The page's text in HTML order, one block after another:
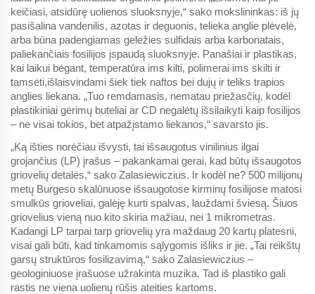
keičiasi, atsidūrę uolienos sluoksnyje,“ sako mokslininkas: iš jų
pasišalina vandenilis, azotas ir deguonis, telieka anglie plėvelė,
arba būna padengiamas geležies sulfidais arba karbonatais,
paliekančiais fosilijos įspaudą sluoksnyje. Panašiai ir plastikas,
kai laikui bėgant, temperatūra ims kilti, polimerai ims skilti ir
tamsėti,išlaisvindami šiek tiek naftos bei dujų ir teliks trapios
anglies liekana. „Tuo remdamasis, nematau priežasčių, kodėl
plastikiniai gėrimų buteliai ar CD negalėtų išsilaikyti kaip fosilijos
– ne visai tokios, bet atpažįstamo liekanos,“ savarsto jis.
„Ką išties norėčiau išvysti, tai išsaugotus vinilinius ilgai
grojančius (LP) įrašus – pakankamai gerai, kad būtų išsaugotos
griovelių detalės,“ sako Zalasiewiczius. Ir kodėl ne? 500 milijonų
metų Burgeso skalūnuose išsaugotose kirminų fosilijose matosi
smulkūs grioveliai, galėję kurti spalvas, lauždami šviesą. Šiuos
griovelius vieną nuo kito skiria mažiau, nei 1 mikrometras.
Kadangi LP tarpai tarp griovelių yra maždaug 20 kartų platesni,
visai gali būti, kad tinkamomis sąlygomis išliks ir jie. „Tai reikštų
garsų struktūros fosilizavimą,“ sako Zalasiewiczius –
geologiniuose įrašuose užrakinta muzika. Tad iš plastiko gali
rastis ne viena uolienų rūšis ateities kartoms.